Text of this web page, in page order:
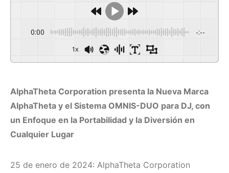
0:00 -:--
1x
AlphaTheta Corporation presenta la Nueva Marca
AlphaTheta y el Sistema OMNIS-DUO para DJ, con
un Enfoque en la Portabilidad y la Diversión en
Cualquier Lugar
25 de enero de 2024: AlphaTheta Corporation